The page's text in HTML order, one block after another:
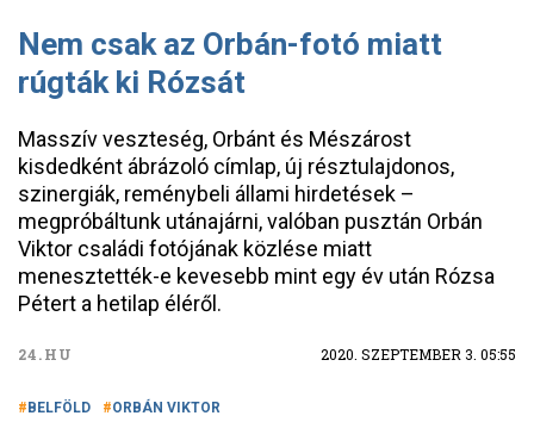
Nem csak az Orbán-fotó miatt
rúgták ki Rózsát
Masszív veszteség, Orbánt és Mészárost
kisdedként ábrázoló címlap, új résztulajdonos,
szinergiák, reménybeli állami hirdetések –
megpróbáltunk utánajárni, valóban pusztán Orbán
Viktor családi fotójának közlése miatt
menesztették-e kevesebb mint egy év után Rózsa
Pétert a hetilap éléről.
24.HU 2020. SZEPTEMBER 3. 05:55
BELFÖLD ORBÁN VIKTOR